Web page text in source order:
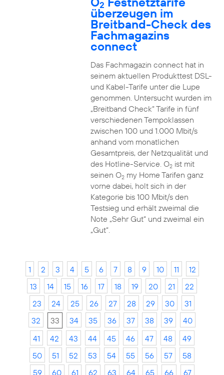
2
überzeugen im
Breitband-Check des
Fachmagazins
connect
Das Fachmagazin connect hat in
seinem aktuellen Produkttest DSL-
und Kabel-Tarife unter die Lupe
genommen. Untersucht wurden im
„Breitband Check“ Tarife in fünf
verschiedenen Tempoklassen
zwischen 100 und 1.000 Mbit/s
anhand vom monatlichen
Gesamtpreis, der Netzqualität und
des Hotline-Service. O2ist mit
seinen O2my Home Tarifen ganz
vorne dabei, holt sich in der
Kategorie bis 100 Mbit/s den
Testsieg und erhält zweimal die
Note „Sehr Gut“ und zweimal ein
„Gut“.
1 2 3 4 5 6 7 8 9 10 11
12
13
14 15 16 17 18 19 20 21
22
23
24 25 26 27 28 29 30
31
32
33 34 35 36 37 38 39
40
41
42 43 44 45 46 47 48
49
50
51 52 53 54 55 56 57
58
59
60 61 62 63 64 65 66
67